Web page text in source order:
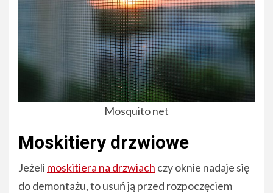
Mosquito net
Moskitiery drzwiowe
Jeżeli moskitiera na drzwiach czy oknie nadaje się
do demontażu, to usuń ją przed rozpoczęciem